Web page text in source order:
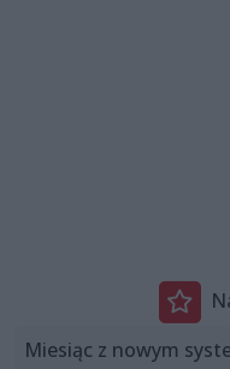
Miesiąc z nowym